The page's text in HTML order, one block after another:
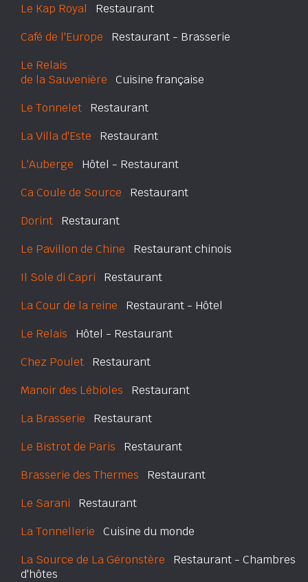
Le Kap Royal Restaurant
Café de l'Europe Restaurant - Brasserie
Le Relais
de la Sauvenière Cuisine française
Le Tonnelet Restaurant
La Villa d'Este Restaurant
L'Auberge Hôtel - Restaurant
Ca Coule de Source Restaurant
Dorint Restaurant
Le Pavillon de Chine Restaurant chinois
Il Sole di Capri Restaurant
La Cour de la reine Restaurant - Hôtel
Le Relais Hôtel - Restaurant
Chez Poulet Restaurant
Manoir des Lébioles Restaurant
La Brasserie Restaurant
Le Bistrot de Paris Restaurant
Brasserie des Thermes Restaurant
Le Sarani Restaurant
La Tonnellerie Cuisine du monde
La Source de La Géronstère Restaurant - Chambres
d'hôtes